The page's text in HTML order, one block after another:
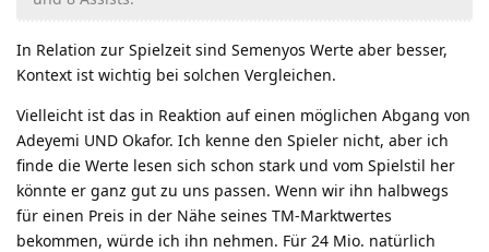
In Relation zur Spielzeit sind Semenyos Werte aber besser,
Kontext ist wichtig bei solchen Vergleichen.
Vielleicht ist das in Reaktion auf einen möglichen Abgang von
Adeyemi UND Okafor. Ich kenne den Spieler nicht, aber ich
finde die Werte lesen sich schon stark und vom Spielstil her
könnte er ganz gut zu uns passen. Wenn wir ihn halbwegs
für einen Preis in der Nähe seines TM-Marktwertes
bekommen, würde ich ihn nehmen. Für 24 Mio. natürlich